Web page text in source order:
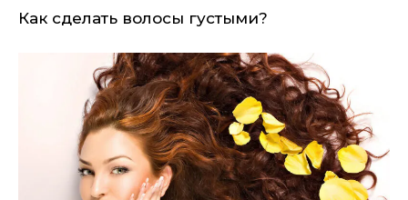
Как сделать волосы густыми?